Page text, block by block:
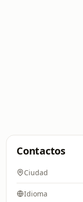
Contactos
Ciudad
Idioma